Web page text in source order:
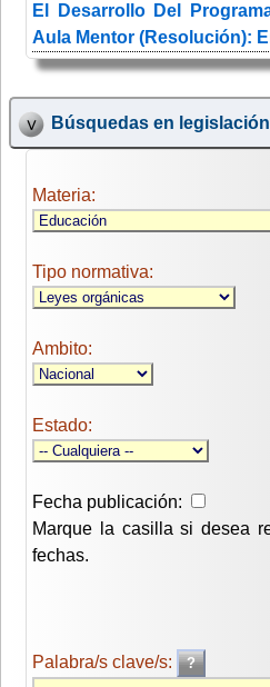
El Desarrollo Del
Aula Mentor (Resolución):
Búsquedas en
Materia:
Tipo normativa:
Ambito:
Estado:
Fecha publicación:
Marque la casilla si desea
fechas.
Palabra/s clave/s: